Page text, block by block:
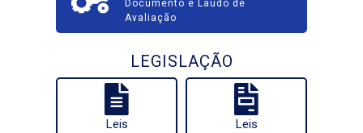
Documento e Laudo de
Avaliação
LEGISLAÇÃO
Leis
Leis